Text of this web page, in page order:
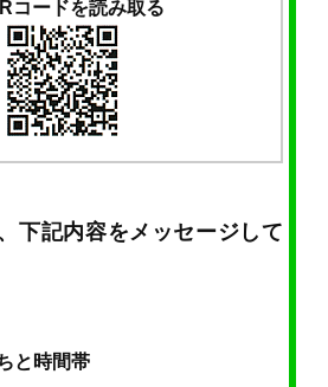
コードを読み取る
下記内容をメッセージして
と時間帯